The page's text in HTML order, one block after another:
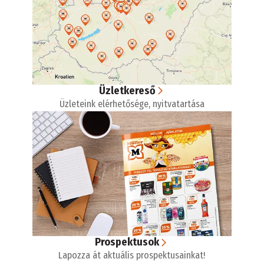
Üzletkereső
Üzleteink elérhetősége, nyitvatartása
Prospektusok
Lapozza át aktuális prospektusainkat!